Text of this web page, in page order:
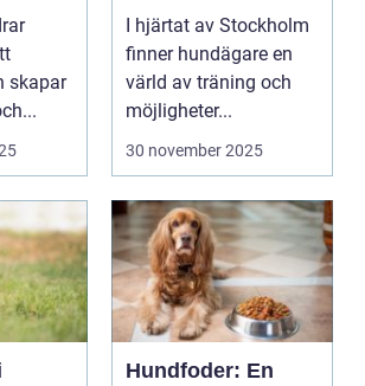
skapar
din hund
I hjärtat av Stockholm
finner hundägare en
värld av träning och
möjligheter...
30 november 2025
Hundfoder: En